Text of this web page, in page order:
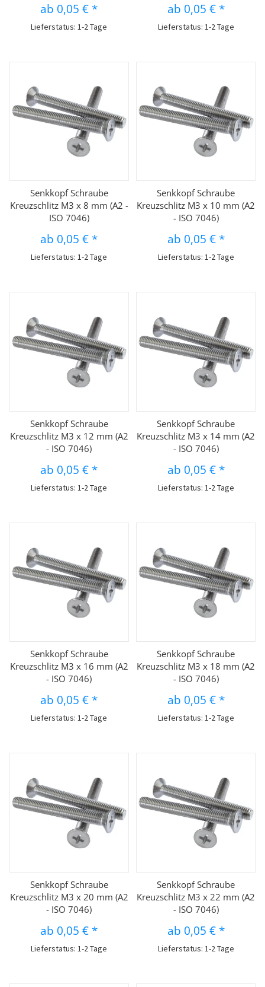
ab 0,05 € *
Lieferstatus: 1-2 Tage
ab 0,05 € *
Lieferstatus: 1-2 Tage
Senkkopf Schraube
Kreuzschlitz M3 x 8 mm (A2 -
ISO 7046)
ab 0,05 € *
Lieferstatus: 1-2 Tage
Senkkopf Schraube
Kreuzschlitz M3 x 10 mm (A2
- ISO 7046)
ab 0,05 € *
Lieferstatus: 1-2 Tage
Senkkopf Schraube
Kreuzschlitz M3 x 12 mm (A2
- ISO 7046)
ab 0,05 € *
Lieferstatus: 1-2 Tage
Senkkopf Schraube
Kreuzschlitz M3 x 14 mm (A2
- ISO 7046)
ab 0,05 € *
Lieferstatus: 1-2 Tage
Senkkopf Schraube
Kreuzschlitz M3 x 16 mm (A2
- ISO 7046)
ab 0,05 € *
Lieferstatus: 1-2 Tage
Senkkopf Schraube
Kreuzschlitz M3 x 18 mm (A2
- ISO 7046)
ab 0,05 € *
Lieferstatus: 1-2 Tage
Senkkopf Schraube
Kreuzschlitz M3 x 20 mm (A2
- ISO 7046)
ab 0,05 € *
Lieferstatus: 1-2 Tage
Senkkopf Schraube
Kreuzschlitz M3 x 22 mm (A2
- ISO 7046)
ab 0,05 € *
Lieferstatus: 1-2 Tage